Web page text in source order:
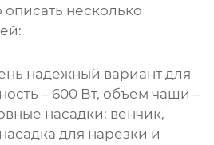
несколько
надежный вариант для
– 600 Вт, объем чаши –
насадки: венчик,
для нарезки и